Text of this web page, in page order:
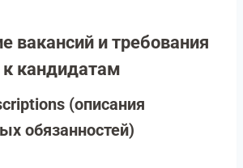
вакансий и требования
к кандидатам
(описания
обязанностей)